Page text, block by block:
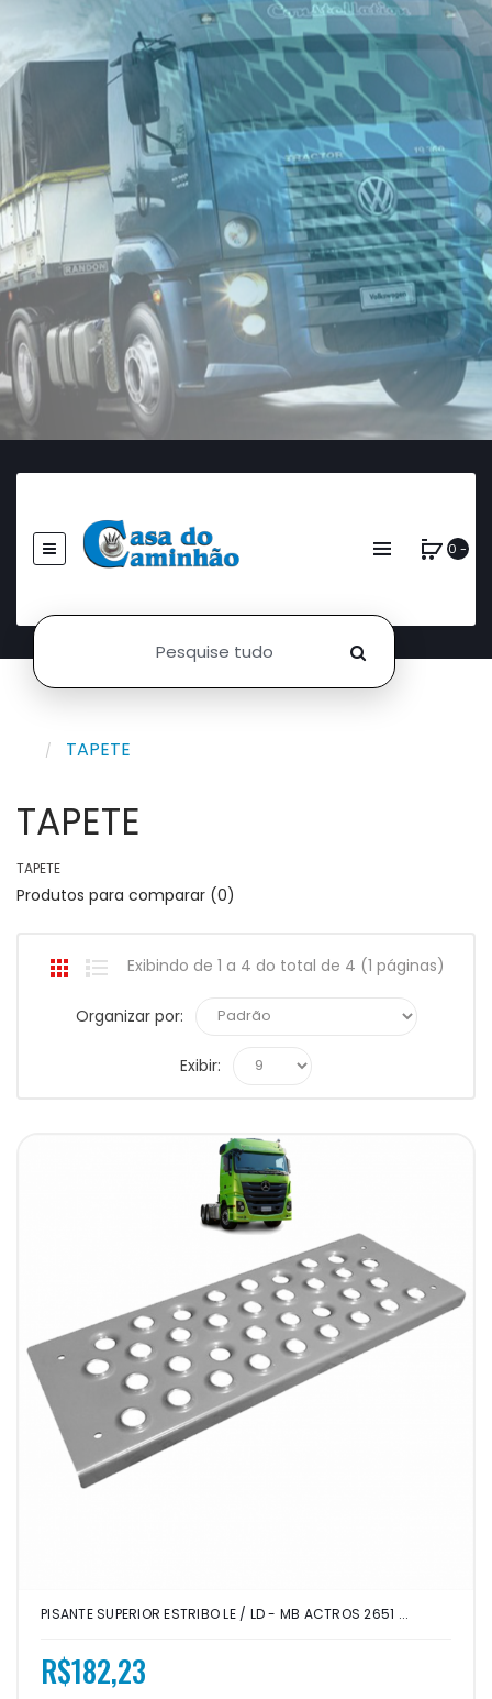
0 -
TAPETE
TAPETE
TAPETE
Produtos para comparar (0)
Exibindo de 1 a 4 do total de 4 (1 páginas)
Organizar por:
Exibir:
PISANTE SUPERIOR ESTRIBO LE / LD - MB ACTROS 2651 ...
R$182,23